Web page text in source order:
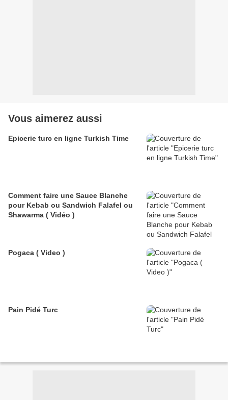
Vous aimerez aussi
Epicerie turc en ligne Turkish Time
Comment faire une Sauce Blanche
pour Kebab ou Sandwich Falafel ou
Shawarma ( Vidéo )
Pogaca ( Video )
Pain Pidé Turc